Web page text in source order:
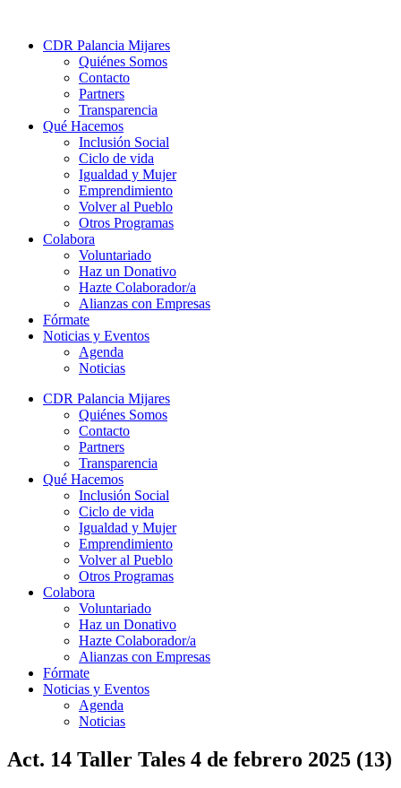
CDR Palancia Mijares
Quiénes Somos
Contacto
Partners
Transparencia
Qué Hacemos
Inclusión Social
Ciclo de vida
Igualdad y Mujer
Emprendimiento
Volver al Pueblo
Otros Programas
Colabora
Voluntariado
Haz un Donativo
Hazte Colaborador/a
Alianzas con Empresas
Fórmate
Noticias y Eventos
Agenda
Noticias
CDR Palancia Mijares
Quiénes Somos
Contacto
Partners
Transparencia
Qué Hacemos
Inclusión Social
Ciclo de vida
Igualdad y Mujer
Emprendimiento
Volver al Pueblo
Otros Programas
Colabora
Voluntariado
Haz un Donativo
Hazte Colaborador/a
Alianzas con Empresas
Fórmate
Noticias y Eventos
Agenda
Noticias
Act. 14 Taller Tales 4 de febrero 2025 (13)